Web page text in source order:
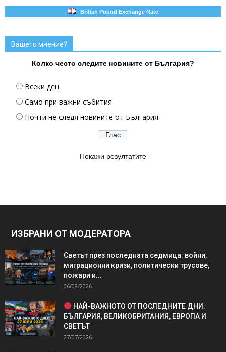
British Pound Exchange Rate
Вашето мнение?
Колко често следите новините от България?
Всеки ден
Само при важни събития
Почти не следя новините от България
Покажи резултатите
ИЗБРАНИ ОТ МОДЕРАТОРА
Светът през последната седмица: войни,
миграционни кризи, политически трусове,
пожари и...
06/08/2026
НАЙ-ВАЖНОТО ОТ ПОСЛЕДНИТЕ ДНИ:
БЪЛГАРИЯ, ВЕЛИКОБРИТАНИЯ, ЕВРОПА И
СВЕТЪТ
27/07/2026